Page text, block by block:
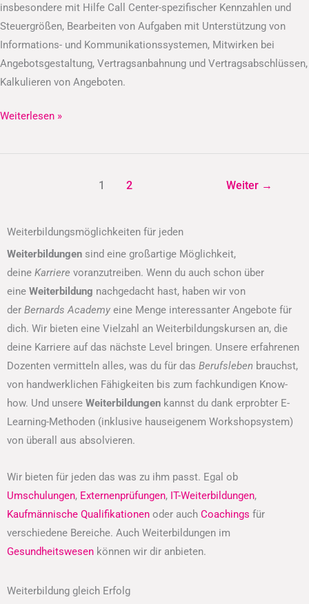
insbesondere mit Hilfe Call Center-spezifischer Kennzahlen und
Steuergrößen, Bearbeiten von Aufgaben mit Unterstützung von
Informations- und Kommunikationssystemen, Mitwirken bei
Angebotsgestaltung, Vertragsanbahnung und Vertragsabschlüssen,
Kalkulieren von Angeboten.
Weiterlesen »
1 2 Weiter →
Weiterbildungsmöglichkeiten für jeden
Weiterbildungen sind eine großartige Möglichkeit,
deine Karriere voranzutreiben. Wenn du auch schon über
eine Weiterbildung nachgedacht hast, haben wir von
der Bernards Academy eine Menge interessanter Angebote für
dich. Wir bieten eine Vielzahl an Weiterbildungskursen an, die
deine Karriere auf das nächste Level bringen. Unsere erfahrenen
Dozenten vermitteln alles, was du für das Berufsleben brauchst,
von handwerklichen Fähigkeiten bis zum fachkundigen Know-
how. Und unsere Weiterbildungen kannst du dank erprobter E-
Learning-Methoden (inklusive hauseigenem Workshopsystem)
von überall aus absolvieren.
Wir bieten für jeden das was zu ihm passt. Egal ob
Umschulungen, Externenprüfungen, IT-Weiterbildungen,
Kaufmännische Qualifikationen oder auch Coachings für
verschiedene Bereiche. Auch Weiterbildungen im
Gesundheitswesen können wir dir anbieten.
Weiterbildung gleich Erfolg